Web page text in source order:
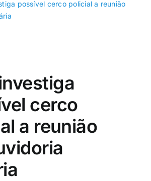
possível cerco policial a reunião
cerco
a reunião